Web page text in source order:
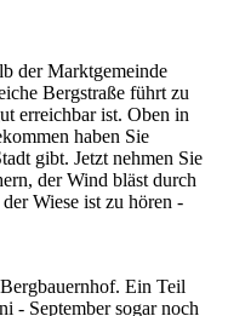
der Marktgemeinde
Bergstraße führt zu
erreichbar ist. Oben in
haben Sie
gibt. Jetzt nehmen Sie
der Wind bläst durch
Wiese ist zu hören -
Bergbauernhof. Ein Teil
- September sogar noch